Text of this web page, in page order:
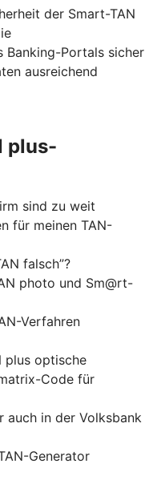
der Smart-TAN
Banking-Portals sicher
ausreichend
plus-
sind zu weit
für meinen TAN-
falsch”?
photo und Sm@rt-
Verfahren
plus optische
Code für
auch in der Volksbank
Generator